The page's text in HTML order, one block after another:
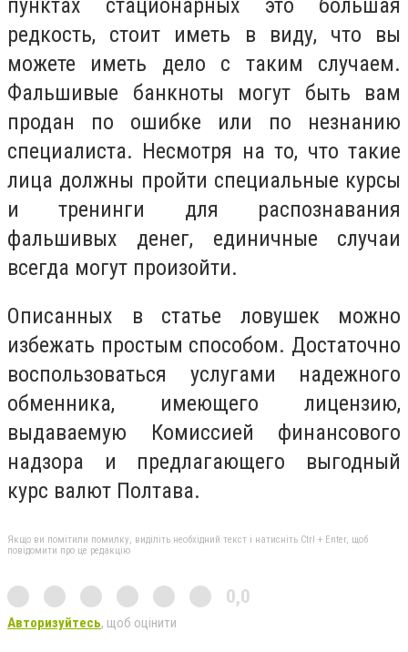
редкость, стоит иметь в виду, что вы
можете иметь дело с таким случаем.
Фальшивые банкноты могут быть вам
продан по ошибке или по незнанию
специалиста. Несмотря на то, что такие
лица должны пройти специальные курсы
и тренинги для распознавания
фальшивых денег, единичные случаи
всегда могут произойти.
Описанных в статье ловушек можно
избежать простым способом. Достаточно
воспользоваться услугами надежного
обменника, имеющего лицензию,
выдаваемую Комиссией финансового
надзора и предлагающего выгодный
курс валют Полтава.
Якщо ви помітили помилку, виділіть необхідний текст і натисніть Ctrl + Enter, щоб
повідомити про це редакцію
0,0
Авторизуйтесь, щоб оцінити